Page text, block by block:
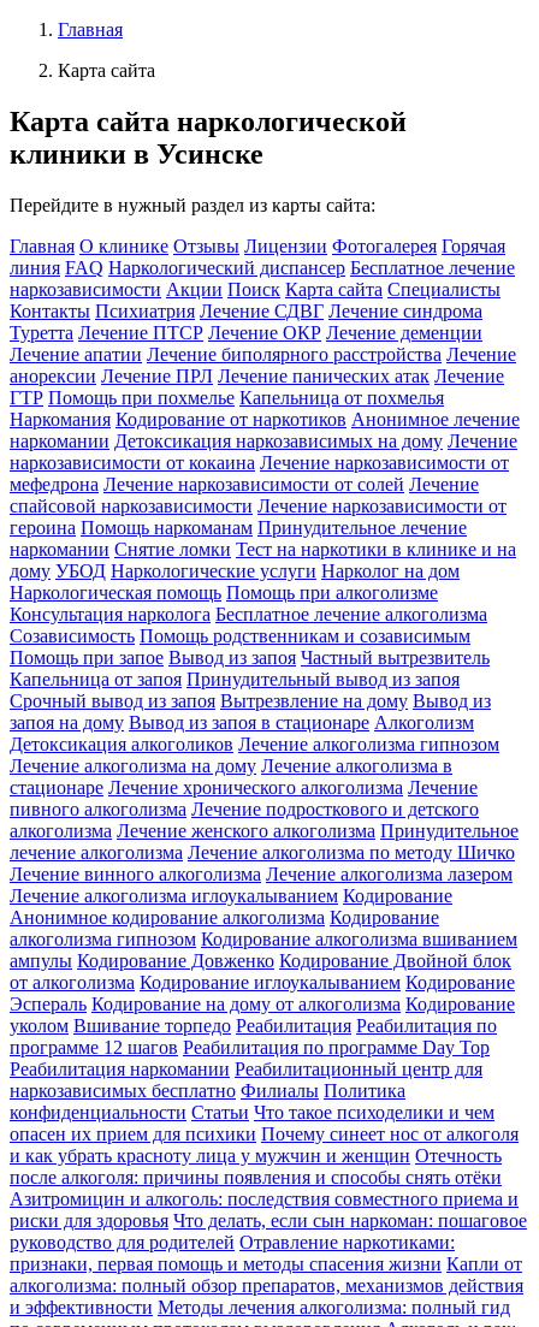
Главная
Карта сайта
Карта сайта наркологической
клиники в Усинске
Перейдите в нужный раздел из карты сайта:
Главная О клинике Отзывы Лицензии Фотогалерея Горячая
линия FAQ Наркологический диспансер Бесплатное лечение
наркозависимости Акции Поиск Карта сайта Специалисты
Контакты Психиатрия Лечение СДВГ Лечение синдрома
Туретта Лечение ПТСР Лечение ОКР Лечение деменции
Лечение апатии Лечение биполярного расстройства Лечение
анорексии Лечение ПРЛ Лечение панических атак Лечение
ГТР Помощь при похмелье Капельница от похмелья
Наркомания Кодирование от наркотиков Анонимное лечение
наркомании Детоксикация наркозависимых на дому Лечение
наркозависимости от кокаина Лечение наркозависимости от
мефедрона Лечение наркозависимости от солей Лечение
спайсовой наркозависимости Лечение наркозависимости от
героина Помощь наркоманам Принудительное лечение
наркомании Снятие ломки Тест на наркотики в клинике и на
дому УБОД Наркологические услуги Нарколог на дом
Наркологическая помощь Помощь при алкоголизме
Консультация нарколога Бесплатное лечение алкоголизма
Созависимость Помощь родственникам и созависимым
Помощь при запое Вывод из запоя Частный вытрезвитель
Капельница от запоя Принудительный вывод из запоя
Срочный вывод из запоя Вытрезвление на дому Вывод из
запоя на дому Вывод из запоя в стационаре Алкоголизм
Детоксикация алкоголиков Лечение алкоголизма гипнозом
Лечение алкоголизма на дому Лечение алкоголизма в
стационаре Лечение хронического алкоголизма Лечение
пивного алкоголизма Лечение подросткового и детского
алкоголизма Лечение женского алкоголизма Принудительное
лечение алкоголизма Лечение алкоголизма по методу Шичко
Лечение винного алкоголизма Лечение алкоголизма лазером
Лечение алкоголизма иглоукалыванием Кодирование
Анонимное кодирование алкоголизма Кодирование
алкоголизма гипнозом Кодирование алкоголизма вшиванием
ампулы Кодирование Довженко Кодирование Двойной блок
от алкоголизма Кодирование иглоукалыванием Кодирование
Эспераль Кодирование на дому от алкоголизма Кодирование
уколом Вшивание торпедо Реабилитация Реабилитация по
программе 12 шагов Реабилитация по программе Day Top
Реабилитация наркомании Реабилитационный центр для
наркозависимых бесплатно Филиалы Политика
конфиденциальности Статьи Что такое психоделики и чем
опасен их прием для психики Почему синеет нос от алкоголя
и как убрать красноту лица у мужчин и женщин Отечность
после алкоголя: причины появления и способы снять отёки
Азитромицин и алкоголь: последствия совместного приема и
риски для здоровья Что делать, если сын наркоман: пошаговое
руководство для родителей Отравление наркотиками:
признаки, первая помощь и методы спасения жизни Капли от
алкоголизма: полный обзор препаратов, механизмов действия
и эффективности Методы лечения алкоголизма: полный гид